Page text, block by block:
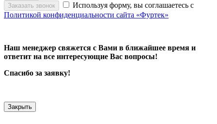
Используя форму, вы соглашаетесь с
Политикой конфиденциальности сайта «Фуртек»
Наш менеджер свяжется с Вами в ближайшее время и
ответит на все интересующие Вас вопросы!
Спасибо за заявку!
Закрыть